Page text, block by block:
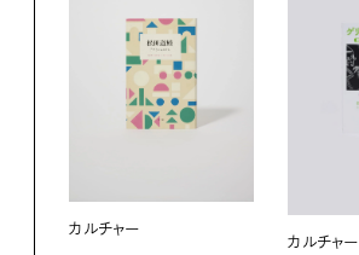
カルチャー
カルチャー